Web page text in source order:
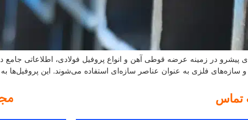
در زمینه عرضه قوطی آهن و انواع پروفیل فولادی، اطلاعاتی جامع
فلزی به عنوان عناصر سازه‌ای استفاده می‌شوند. این پروفیل‌ها به
تماس